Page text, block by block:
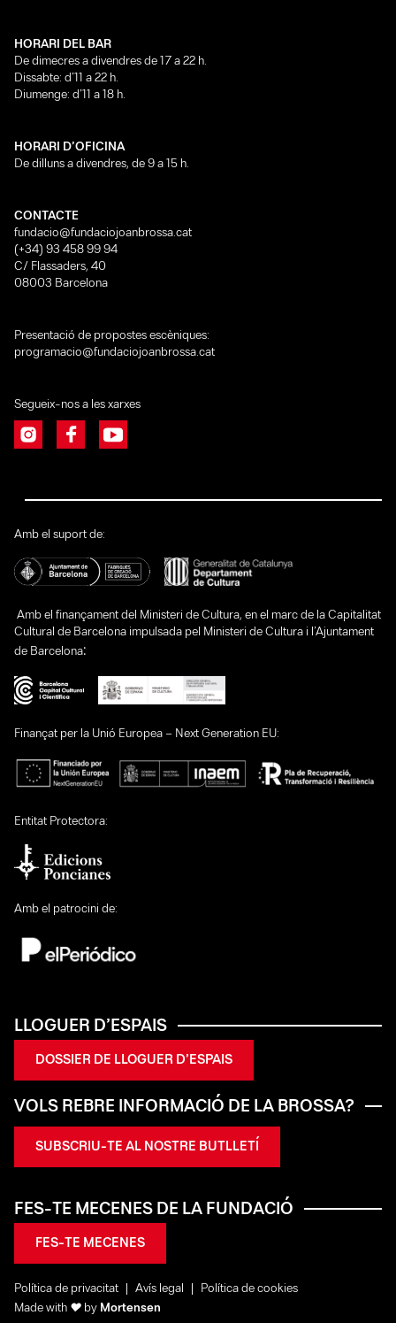
HORARI DEL BAR
De dimecres a divendres de 17 a 22 h.
Dissabte: d’11 a 22 h.
Diumenge: d’11 a 18 h.
HORARI D’OFICINA
De dilluns a divendres, de 9 a 15 h.
CONTACTE
fundacio@fundaciojoanbrossa.cat
(+34) 93 458 99 94
C/ Flassaders, 40
08003 Barcelona
Presentació de propostes escèniques:
programacio@fundaciojoanbrossa.cat
Segueix-nos a les xarxes
Amb el suport de:
Amb el finançament del Ministeri de Cultura, en el marc de la Capitalitat
Cultural de Barcelona impulsada pel Ministeri de Cultura i l’Ajuntament
de Barcelona:
Finançat per la Unió Europea – Next Generation EU:
Entitat Protectora:
Amb el patrocini de:
LLOGUER D’ESPAIS
DOSSIER DE LLOGUER D’ESPAIS
VOLS REBRE INFORMACIÓ DE LA BROSSA?
SUBSCRIU-TE AL NOSTRE BUTLLETÍ
FES-TE MECENES DE LA FUNDACIÓ
FES-TE MECENES
Política de privacitat Avís legal
Política de cookies
Made with ♥ by Mortensen